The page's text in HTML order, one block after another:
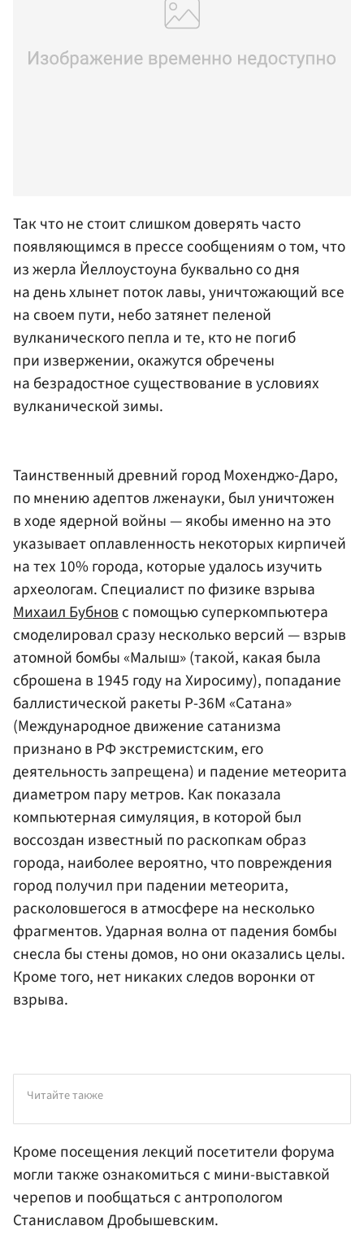
Так что не стоит слишком доверять часто
появляющимся в прессе сообщениям о том, что
из жерла Йеллоустоуна буквально со дня
на день хлынет поток лавы, уничтожающий все
на своем пути, небо затянет пеленой
вулканического пепла и те, кто не погиб
при извержении, окажутся обречены
на безрадостное существование в условиях
вулканической зимы.
Таинственный древний город Мохенджо-Даро,
по мнению адептов лженауки, был уничтожен
в ходе ядерной войны — якобы именно на это
указывает оплавленность некоторых кирпичей
на тех 10% города, которые удалось изучить
археологам. Специалист по физике взрыва
Михаил Бубновс помощью суперкомпьютера
смоделировал сразу несколько версий — взрыв
атомной бомбы «Малыш» (такой, какая была
сброшена в 1945 году на Хиросиму), попадание
баллистической ракеты Р-36М «Сатана»
(Международное движение сатанизма
признано в РФ экстремистским, его
деятельность запрещена) и падение метеорита
диаметром пару метров. Как показала
компьютерная симуляция, в которой был
воссоздан известный по раскопкам образ
города, наиболее вероятно, что повреждения
город получил при падении метеорита,
расколовшегося в атмосфере на несколько
фрагментов. Ударная волна от падения бомбы
снесла бы стены домов, но они оказались целы.
Кроме того, нет никаких следов воронки от
взрыва.
Читайте также
Кроме посещения лекций посетители форума
могли также ознакомиться с мини-выставкой
черепов и пообщаться с антропологом
Станиславом Дробышевским.